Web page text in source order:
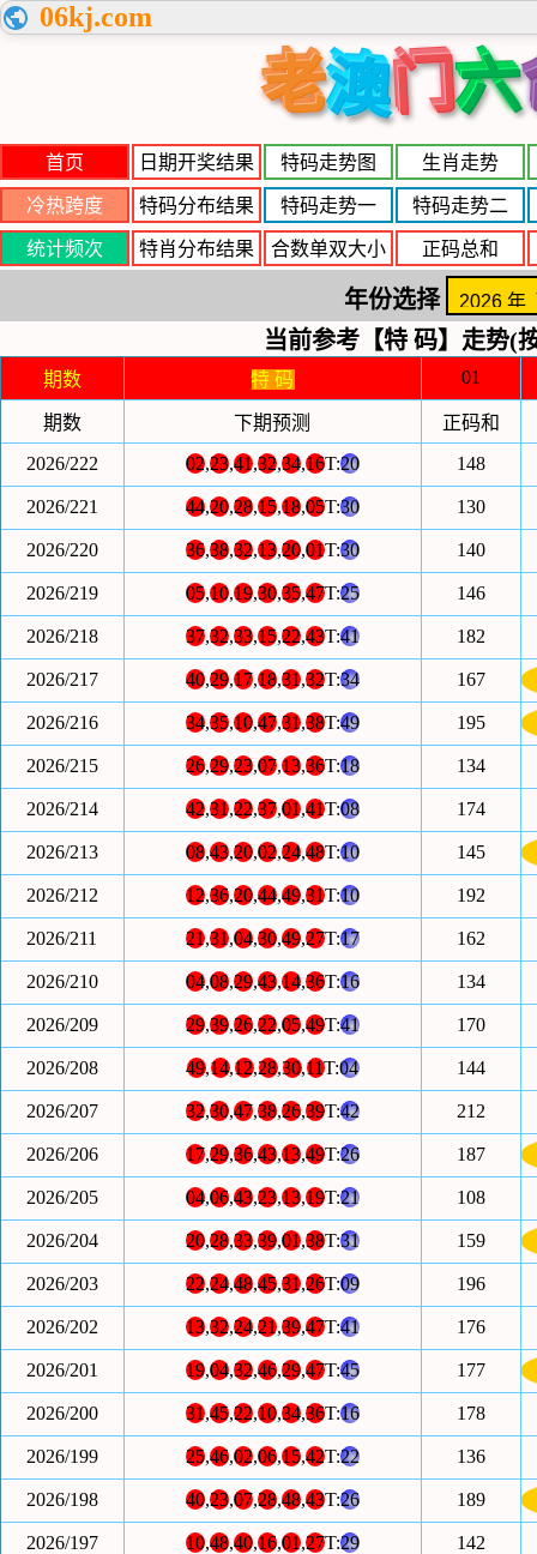
06kj.com
老澳门六
首页 日期开奖结果 特码走势图 生肖走势
冷热跨度 特码分布结果 特码走势一 特码走势二
统计频次 特肖分布结果 合数单双大小 正码总和
年份选择
当前参考【特 码】走势(
期数 特 码 01
期数 下期预测
正码和
2026/222
02,23,41,32,34,16T:20 148
2026/221 44,20,28,15,18,05T:30 130
2026/220 36,38,32,13,20,01T:30 140
2026/219 05,10,19,30,35,47T:25 146
2026/218 37,32,33,15,22,43T:41 182
2026/217 40,29,17,18,31,32T:34 167
2026/216 34,35,10,47,31,38T:49 195
2026/215 26,29,23,07,13,36T:18 134
2026/214 42,31,22,37,01,41T:08 174
2026/213 08,43,20,02,24,48T:10 145
2026/212 12,36,20,44,49,31T:10 192
2026/211 21,31,04,30,49,27T:17 162
2026/210 04,08,29,43,14,36T:16 134
2026/209 29,39,26,22,05,49T:41 170
2026/208 49,14,12,28,30,11T:04 144
2026/207 32,30,47,38,26,39T:42 212
2026/206 17,29,36,43,13,49T:26 187
2026/205 04,06,43,23,13,19T:21 108
2026/204 20,28,33,39,01,38T:31 159
2026/203 22,24,48,45,31,26T:09 196
2026/202 13,32,24,21,39,47T:41 176
2026/201 19,04,32,46,29,47T:45 177
2026/200 31,45,22,10,34,36T:16 178
2026/199 25,46,02,06,15,42T:22 136
2026/198 40,23,07,28,48,43T:26 189
2026/197 10,48,40,16,01,27T:29 142